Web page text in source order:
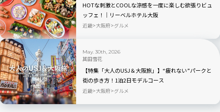
HOTな刺激とCOOLな涼感を一度に楽しむ欲張りビュ
ッフェ！｜リーベルホテル大阪
近畿 大阪府 グルメ
May. 30th, 2026
其田雪花
【特集「大人のUSJ＆大阪旅」】“疲れない”パークと
街の歩き方！1泊2日モデルコース
近畿 大阪府 グルメ